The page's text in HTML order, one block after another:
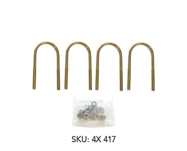
SKU: 4X 417